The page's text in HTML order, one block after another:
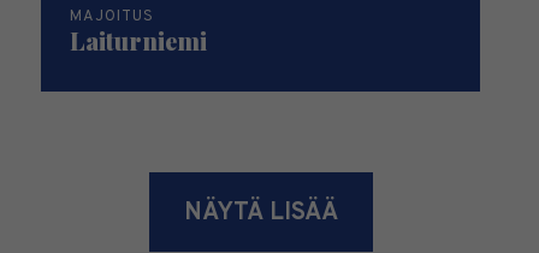
MAJOITUS
Laiturniemi
NÄYTÄ LISÄÄ